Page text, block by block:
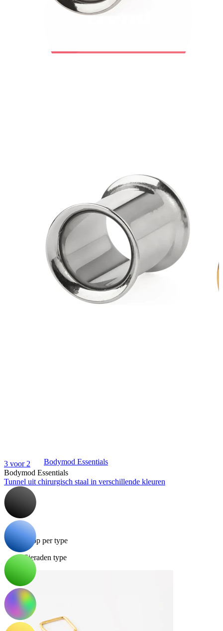
Bodymod Moments
Bodymod Essentials
Koop 4, betaal 3
Shop per type
Sieraden type
3 voor 2
Bodymod Essentials
Tunnel uit chirurgisch staal in verschillende kleuren